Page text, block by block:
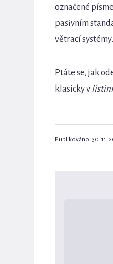
označené
pasivním
větrací systémy.
Ptáte se, jak
klasicky v
Publikováno: 30. 11.